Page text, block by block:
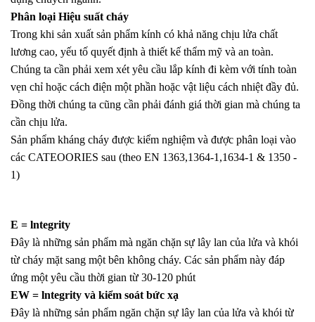
Phân loại Hiệu suất cháy
Trong khi sản xuất sản phẩm kính có khả năng chịu lửa chất
lương cao, yếu tố quyết định à thiết kế thẩm mỹ và an toàn.
Chúng ta cần phải xem xét yêu cầu lắp kính đi kèm với tính toàn
vẹn chỉ hoặc cách điện một phần hoặc vật liệu cách nhiệt đầy đủ.
Đồng thời chúng ta cũng cần phải đánh giá thời gian mà chúng ta
cần chịu lửa.
Sản phẩm kháng cháy được kiểm nghiệm và được phân loại vào
các CATEOORIES sau (theo EN 1363,1364-1,1634-1 & 1350 -
1)
E = lntegrity
Đây là những sản phẩm mà ngăn chặn sự lây lan của lửa và khói
từ cháy mặt sang một bên không cháy. Các sản phẩm này đáp
ứng một yêu cầu thời gian từ 30-120 phút
EW = lntegrity và kiểm soát bức xạ
Đây là những sản phẩm ngăn chặn sự lây lan của lửa và khói từ